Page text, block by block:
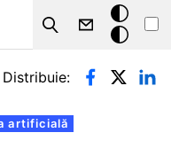
Search
Modul
întunecat
artificială
Distribuie: